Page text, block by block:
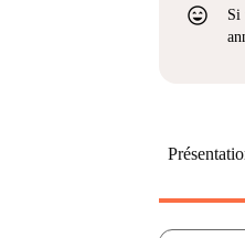
sentiment_very_satisfied
Si